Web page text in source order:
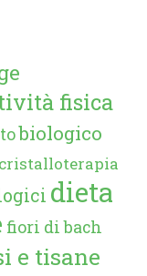
fisica
biologico
cristalloterapia
dieta
fiori di bach
e tisane